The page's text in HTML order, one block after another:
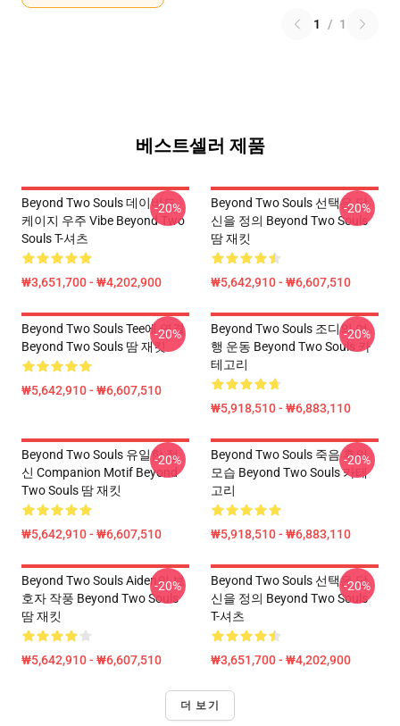
1 / 1
베스트셀러 제품
Beyond Two Souls 데이비드
케이지 우주 Vibe Beyond Two
Souls T-셔츠
₩3,651,700 - ₩4,202,900
-20%
Beyond Two Souls 선택은 당
신을 정의 Beyond Two Souls
땀 재킷
₩5,642,910 - ₩6,607,510
-20%
Beyond Two Souls Tee에 연결
Beyond Two Souls 땀 재킷
₩5,642,910 - ₩6,607,510
-20%
Beyond Two Souls 조디의 여
행 운동 Beyond Two Souls 카
테고리
₩5,918,510 - ₩6,883,110
-20%
Beyond Two Souls 유일한 정
신 Companion Motif Beyond
Two Souls 땀 재킷
₩5,642,910 - ₩6,607,510
-20%
Beyond Two Souls 죽음 후의
모습 Beyond Two Souls 카테
고리
₩5,918,510 - ₩6,883,110
-20%
Beyond Two Souls Aiden의 보
호자 작풍 Beyond Two Souls
땀 재킷
₩5,642,910 - ₩6,607,510
-20%
Beyond Two Souls 선택은 당
신을 정의 Beyond Two Souls
T-셔츠
₩3,651,700 - ₩4,202,900
-20%
더 보기